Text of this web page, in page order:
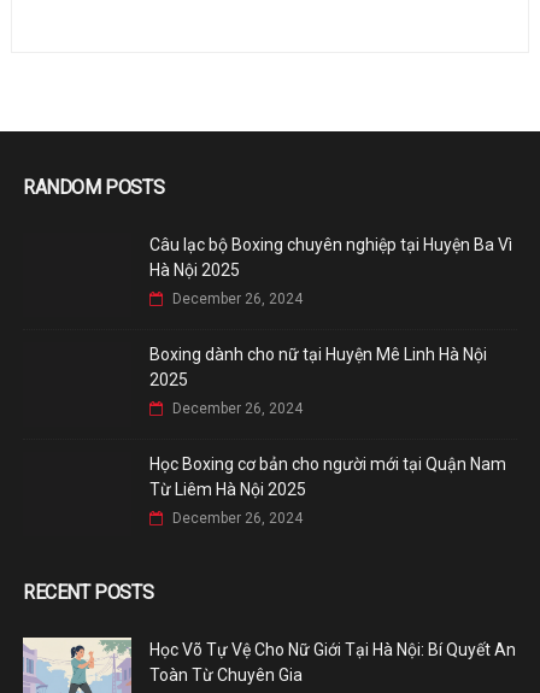
RANDOM POSTS
Câu lạc bộ Boxing chuyên nghiệp tại Huyện Ba Vì
Hà Nội 2025
December 26, 2024
Boxing dành cho nữ tại Huyện Mê Linh Hà Nội
2025
December 26, 2024
Học Boxing cơ bản cho người mới tại Quận Nam
Từ Liêm Hà Nội 2025
December 26, 2024
RECENT POSTS
Học Võ Tự Vệ Cho Nữ Giới Tại Hà Nội: Bí Quyết An
Toàn Từ Chuyên Gia